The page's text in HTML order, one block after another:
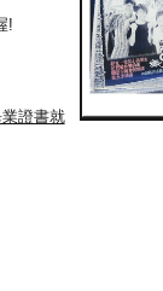
!
證書就